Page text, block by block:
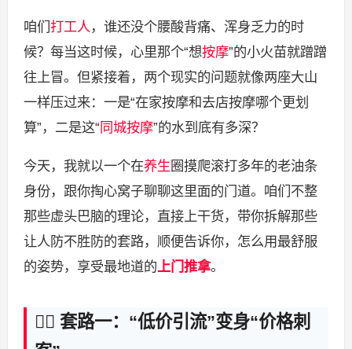
咱们 打工人，谁还没个腰酸背痛、浑身乏力的时
候？每当这时候，心里那个“想按摩”的小火苗就蹭蹭
往上冒。但紧接着，两个现实的问题就像两座大山
一样压过来：一是“在家按摩和去店按摩哪个更划
算”，二是这“ 同城按摩”的水到底有多深？
今天，我就以一个在养生 圈摸爬滚打多年的老油条
身份，跟你掏心窝子聊聊这里面的门道。咱们不整
那些虚头巴脑的理论，直接上干货，带你拆解那些
让人防不胜防的套路，顺便告诉你，怎么用最舒服
的姿势，享受最地道的上门推拿。
🕵️‍♂️ 套路一：“低价引流”变身“价格刺